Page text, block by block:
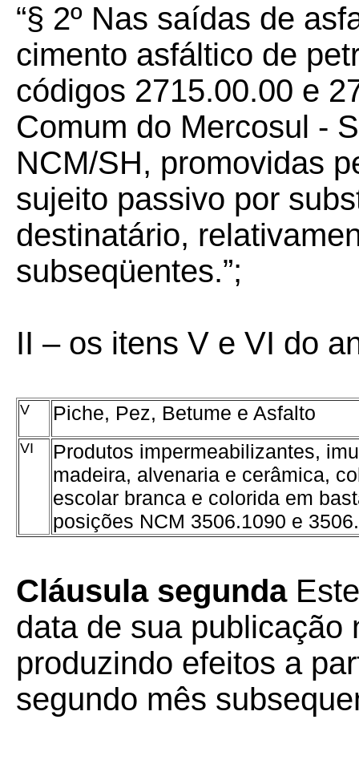
“§ 2º Nas saídas de
cimento asfáltico de
códigos 2715.00.00 e
Comum do Mercosul -
NCM/SH, promovidas
sujeito passivo por
destinatário,
subseqüentes.”;
II – os itens V e VI do
V Piche, Pez, Betume e Asfalto
VI
Produtos impermeabilizantes,
madeira, alvenaria e cerâmica,
escolar branca e colorida em
posições NCM 3506.1090 e
Cláusula segunda
data de sua publicação
produzindo efeitos a
segundo mês